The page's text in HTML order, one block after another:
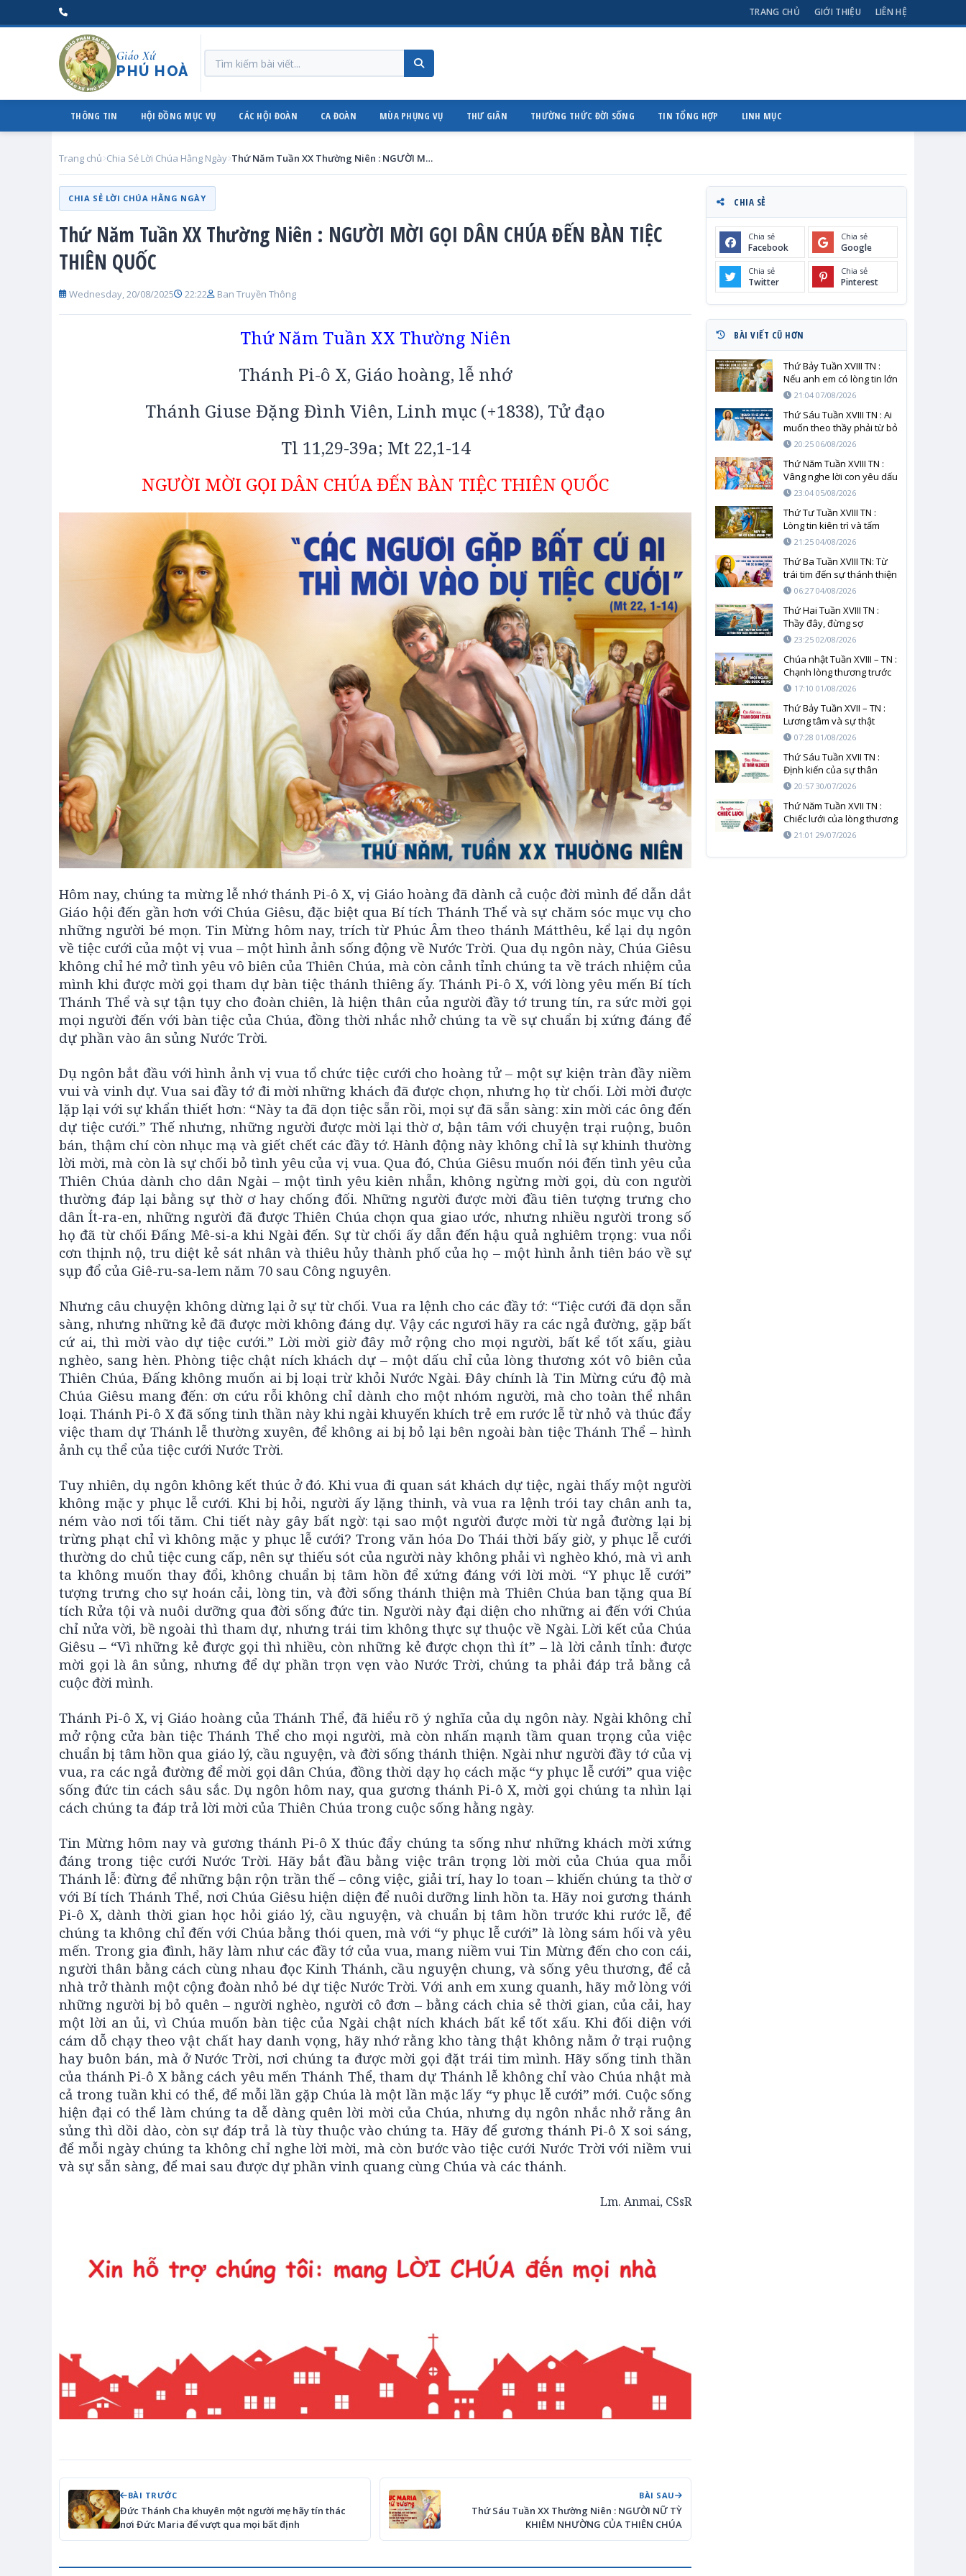
TRANG CHỦ GIỚI THIỆU LIÊN HỆ
Giáo Xứ
PHÚ HOÀ
THÔNG TIN HỘI ĐỒNG MỤC VỤ CÁC HỘI ĐOÀN CA ĐOÀN MÙA PHỤNG VỤ THƯ GIÃN THƯỜNG THỨC ĐỜI SỐNG TIN TỔNG HỢP LINH MỤC
Trang chủ Chia Sẻ Lời Chúa Hằng Ngày Thứ Năm Tuần XX Thường Niên : NGƯỜI MỜI GỌI DÂN CHÚA ĐẾN BÀN TIỆC THIÊN QUỐC
CHIA SẺ LỜI CHÚA HẰNG NGÀY
Thứ Năm Tuần XX Thường Niên : NGƯỜI MỜI GỌI DÂN CHÚA ĐẾN BÀN TIỆC
THIÊN QUỐC
Wednesday, 20/08/2025 22:22 Ban Truyền Thông
Thứ Năm Tuần XX Thường Niên
Thánh Pi-ô X, Giáo hoàng, lễ nhớ
Thánh Giuse Đặng Đình Viên, Linh mục (+1838), Tử đạo
Tl 11,29-39a; Mt 22,1-14
NGƯỜI MỜI GỌI DÂN CHÚA ĐẾN BÀN TIỆC THIÊN QUỐC
Hôm nay, chúng ta mừng lễ nhớ thánh Pi-ô X, vị Giáo hoàng đã dành cả cuộc đời mình để dẫn dắt
Giáo hội đến gần hơn với Chúa Giêsu, đặc biệt qua Bí tích Thánh Thể và sự chăm sóc mục vụ cho
những người bé mọn. Tin Mừng hôm nay, trích từ Phúc Âm theo thánh Mátthêu, kể lại dụ ngôn
về tiệc cưới của một vị vua – một hình ảnh sống động về Nước Trời. Qua dụ ngôn này, Chúa Giêsu
không chỉ hé mở tình yêu vô biên của Thiên Chúa, mà còn cảnh tỉnh chúng ta về trách nhiệm của
mình khi được mời gọi tham dự bàn tiệc thánh thiêng ấy. Thánh Pi-ô X, với lòng yêu mến Bí tích
Thánh Thể và sự tận tụy cho đoàn chiên, là hiện thân của người đầy tớ trung tín, ra sức mời gọi
mọi người đến với bàn tiệc của Chúa, đồng thời nhắc nhở chúng ta về sự chuẩn bị xứng đáng để
dự phần vào ân sủng Nước Trời.
Dụ ngôn bắt đầu với hình ảnh vị vua tổ chức tiệc cưới cho hoàng tử – một sự kiện tràn đầy niềm
vui và vinh dự. Vua sai đầy tớ đi mời những khách đã được chọn, nhưng họ từ chối. Lời mời được
lặp lại với sự khẩn thiết hơn: “Này ta đã dọn tiệc sẵn rồi, mọi sự đã sẵn sàng: xin mời các ông đến
dự tiệc cưới.” Thế nhưng, những người được mời lại thờ ơ, bận tâm với chuyện trại ruộng, buôn
bán, thậm chí còn nhục mạ và giết chết các đầy tớ. Hành động này không chỉ là sự khinh thường
lời mời, mà còn là sự chối bỏ tình yêu của vị vua. Qua đó, Chúa Giêsu muốn nói đến tình yêu của
Thiên Chúa dành cho dân Ngài – một tình yêu kiên nhẫn, không ngừng mời gọi, dù con người
thường đáp lại bằng sự thờ ơ hay chống đối. Những người được mời đầu tiên tượng trưng cho
dân Ít-ra-en, những người đã được Thiên Chúa chọn qua giao ước, nhưng nhiều người trong số
họ đã từ chối Đấng Mê-si-a khi Ngài đến. Sự từ chối ấy dẫn đến hậu quả nghiêm trọng: vua nổi
cơn thịnh nộ, tru diệt kẻ sát nhân và thiêu hủy thành phố của họ – một hình ảnh tiên báo về sự
sụp đổ của Giê-ru-sa-lem năm 70 sau Công nguyên.
Nhưng câu chuyện không dừng lại ở sự từ chối. Vua ra lệnh cho các đầy tớ: “Tiệc cưới đã dọn sẵn
sàng, nhưng những kẻ đã được mời không đáng dự. Vậy các ngươi hãy ra các ngả đường, gặp bất
cứ ai, thì mời vào dự tiệc cưới.” Lời mời giờ đây mở rộng cho mọi người, bất kể tốt xấu, giàu
nghèo, sang hèn. Phòng tiệc chật ních khách dự – một dấu chỉ của lòng thương xót vô biên của
Thiên Chúa, Đấng không muốn ai bị loại trừ khỏi Nước Ngài. Đây chính là Tin Mừng cứu độ mà
Chúa Giêsu mang đến: ơn cứu rỗi không chỉ dành cho một nhóm người, mà cho toàn thể nhân
loại. Thánh Pi-ô X đã sống tinh thần này khi ngài khuyến khích trẻ em rước lễ từ nhỏ và thúc đẩy
việc tham dự Thánh lễ thường xuyên, để không ai bị bỏ lại bên ngoài bàn tiệc Thánh Thể – hình
ảnh cụ thể của tiệc cưới Nước Trời.
Tuy nhiên, dụ ngôn không kết thúc ở đó. Khi vua đi quan sát khách dự tiệc, ngài thấy một người
không mặc y phục lễ cưới. Khi bị hỏi, người ấy lặng thinh, và vua ra lệnh trói tay chân anh ta,
ném vào nơi tối tăm. Chi tiết này gây bất ngờ: tại sao một người được mời từ ngả đường lại bị
trừng phạt chỉ vì không mặc y phục lễ cưới? Trong văn hóa Do Thái thời bấy giờ, y phục lễ cưới
thường do chủ tiệc cung cấp, nên sự thiếu sót của người này không phải vì nghèo khó, mà vì anh
ta không muốn thay đổi, không chuẩn bị tâm hồn để xứng đáng với lời mời. “Y phục lễ cưới”
tượng trưng cho sự hoán cải, lòng tin, và đời sống thánh thiện mà Thiên Chúa ban tặng qua Bí
tích Rửa tội và nuôi dưỡng qua đời sống đức tin. Người này đại diện cho những ai đến với Chúa
chỉ nửa vời, bề ngoài thì tham dự, nhưng trái tim không thực sự thuộc về Ngài. Lời kết của Chúa
Giêsu – “Vì những kẻ được gọi thì nhiều, còn những kẻ được chọn thì ít” – là lời cảnh tỉnh: được
mời gọi là ân sủng, nhưng để dự phần trọn vẹn vào Nước Trời, chúng ta phải đáp trả bằng cả
cuộc đời mình.
Thánh Pi-ô X, vị Giáo hoàng của Thánh Thể, đã hiểu rõ ý nghĩa của dụ ngôn này. Ngài không chỉ
mở rộng cửa bàn tiệc Thánh Thể cho mọi người, mà còn nhấn mạnh tầm quan trọng của việc
chuẩn bị tâm hồn qua giáo lý, cầu nguyện, và đời sống thánh thiện. Ngài như người đầy tớ của vị
vua, ra các ngả đường để mời gọi dân Chúa, đồng thời dạy họ cách mặc “y phục lễ cưới” qua việc
sống đức tin cách sâu sắc. Dụ ngôn hôm nay, qua gương thánh Pi-ô X, mời gọi chúng ta nhìn lại
cách chúng ta đáp trả lời mời của Thiên Chúa trong cuộc sống hằng ngày.
Tin Mừng hôm nay và gương thánh Pi-ô X thúc đẩy chúng ta sống như những khách mời xứng
đáng trong tiệc cưới Nước Trời. Hãy bắt đầu bằng việc trân trọng lời mời của Chúa qua mỗi
Thánh lễ: đừng để những bận rộn trần thế – công việc, giải trí, hay lo toan – khiến chúng ta thờ ơ
với Bí tích Thánh Thể, nơi Chúa Giêsu hiện diện để nuôi dưỡng linh hồn ta. Hãy noi gương thánh
Pi-ô X, dành thời gian học hỏi giáo lý, cầu nguyện, và chuẩn bị tâm hồn trước khi rước lễ, để
chúng ta không chỉ đến với Chúa bằng thói quen, mà với “y phục lễ cưới” là lòng sám hối và yêu
mến. Trong gia đình, hãy làm như các đầy tớ của vua, mang niềm vui Tin Mừng đến cho con cái,
người thân bằng cách cùng nhau đọc Kinh Thánh, cầu nguyện chung, và sống yêu thương, để cả
nhà trở thành một cộng đoàn nhỏ bé dự tiệc Nước Trời. Với anh em xung quanh, hãy mở lòng với
những người bị bỏ quên – người nghèo, người cô đơn – bằng cách chia sẻ thời gian, của cải, hay
một lời an ủi, vì Chúa muốn bàn tiệc của Ngài chật ních khách bất kể tốt xấu. Khi đối diện với
cám dỗ chạy theo vật chất hay danh vọng, hãy nhớ rằng kho tàng thật không nằm ở trại ruộng
hay buôn bán, mà ở Nước Trời, nơi chúng ta được mời gọi đặt trái tim mình. Hãy sống tinh thần
của thánh Pi-ô X bằng cách yêu mến Thánh Thể, tham dự Thánh lễ không chỉ vào Chúa nhật mà
cả trong tuần khi có thể, để mỗi lần gặp Chúa là một lần mặc lấy “y phục lễ cưới” mới. Cuộc sống
hiện đại có thể làm chúng ta dễ dàng quên lời mời của Chúa, nhưng dụ ngôn nhắc nhở rằng ân
sủng thì dồi dào, còn sự đáp trả là tùy thuộc vào chúng ta. Hãy để gương thánh Pi-ô X soi sáng,
để mỗi ngày chúng ta không chỉ nghe lời mời, mà còn bước vào tiệc cưới Nước Trời với niềm vui
và sự sẵn sàng, để mai sau được dự phần vinh quang cùng Chúa và các thánh.
Lm. Anmai, CSsR
BÀI TRƯỚC
Đức Thánh Cha khuyên một người mẹ hãy tín thác
nơi Đức Maria để vượt qua mọi bất định
BÀI SAU
Thứ Sáu Tuần XX Thường Niên : NGƯỜI NỮ TỲ
KHIÊM NHƯỜNG CỦA THIÊN CHÚA
CHIA SẺ
Chia sẻ
Facebook
Chia sẻ
Google
Chia sẻ
Twitter
Chia sẻ
Pinterest
BÀI VIẾT CŨ HƠN
Thứ Bảy Tuần XVIII TN :
Nếu anh em có lòng tin lớn
bằng hạt cải
21:04 07/08/2026
Thứ Sáu Tuần XVIII TN : Ai
muốn theo thầy phải từ bỏ
chính mình
20:25 06/08/2026
Thứ Năm Tuần XVIII TN :
Vâng nghe lời con yêu dấu
23:04 05/08/2026
Thứ Tư Tuần XVIII TN :
Lòng tin kiên trì và tấm
lòng người mẹ trước tình
21:25 04/08/2026
Thứ Ba Tuần XVIII TN: Từ
trái tim đến sự thánh thiện
06:27 04/08/2026
Thứ Hai Tuần XVIII TN :
Thầy đây, đừng sợ
23:25 02/08/2026
Chúa nhật Tuần XVIII – TN :
Chạnh lòng thương trước
cơn đói của nhân loại
17:10 01/08/2026
Thứ Bảy Tuần XVII – TN :
Lương tâm và sự thật
không thể bị giết chết
07:28 01/08/2026
Thứ Sáu Tuần XVII TN :
Định kiến của sự thân
quen và mầu nhiệm của
20:57 30/07/2026
Thứ Năm Tuần XVII TN :
Chiếc lưới của lòng thương
xót và sự công thẳng
21:01 29/07/2026